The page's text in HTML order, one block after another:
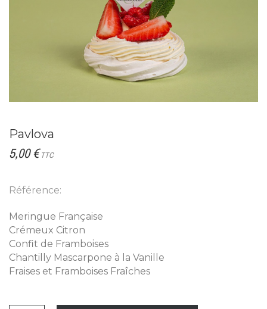
Pavlova
5,00 € TTC
Référence:
Meringue Française
Crémeux Citron
Confit de Framboises
Chantilly Mascarpone à la Vanille
Fraises et Framboises Fraîches